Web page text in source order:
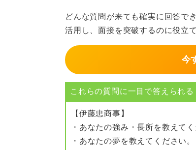
しかし、経験などにも偏りが
することでもあるので、伝え
また、勤務地がどうしてもこ
人員の配置を検討した際に
う理由でご縁がなくなる場合
という気持ちは忘れず、伝え
どんな質問が来ても確実に回答で
活用し、面接を突破するのに役立
今
これらの質問に一目で答えられる
【伊藤忠商事】
・あなたの強み・長所を教えてく
・あなたの夢を教えてください。